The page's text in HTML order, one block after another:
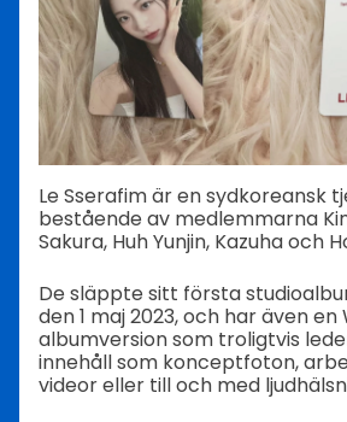
Le Sserafim är en sydkoreansk
bestående av medlemmarna
Sakura, Huh Yunjin, Kazuha och
De släppte sitt första
den 1 maj 2023, och har även
albumversion som troligtvis
innehåll som konceptfoton,
videor eller till och med